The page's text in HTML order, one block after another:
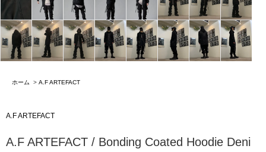
ホーム > A.F ARTEFACT
A.F ARTEFACT
A.F ARTEFACT / Bonding Coated Hoodie Deni